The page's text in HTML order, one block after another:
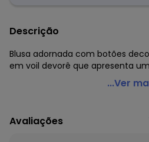
Descrição
Blusa adornada com botões
em voil devorê que apresenta
Marguerite - Blusa Poá Rosa em
Modelagem: Solta
Decote frente: V
...Ver
Avaliações